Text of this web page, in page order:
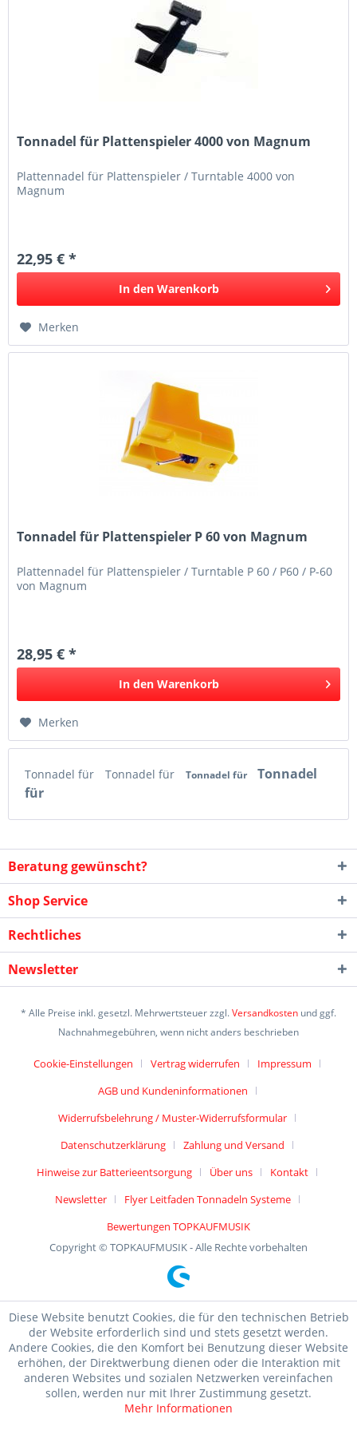
Tonnadel für Plattenspieler 4000 von Magnum
Plattennadel für Plattenspieler / Turntable 4000 von
Magnum
22,95 € *
In den Warenkorb
Merken
Tonnadel für Plattenspieler P 60 von Magnum
Plattennadel für Plattenspieler / Turntable P 60 / P60 / P-60
von Magnum
28,95 € *
In den Warenkorb
Merken
Tonnadel für Tonnadel für Tonnadel für
Tonnadel
für
Beratung gewünscht?
Shop Service
Rechtliches
Newsletter
* Alle Preise inkl. gesetzl. Mehrwertsteuer zzgl.Versandkosten und ggf.
Nachnahmegebühren, wenn nicht anders beschrieben
Cookie-Einstellungen Vertrag widerrufen
Impressum
AGB und Kundeninformationen
Widerrufsbelehrung / Muster-Widerrufsformular
Datenschutzerklärung
Zahlung und Versand
Hinweise zur Batterieentsorgung
Über uns
Kontakt
Newsletter
Flyer Leitfaden Tonnadeln Systeme
Bewertungen TOPKAUFMUSIK
Copyright © TOPKAUFMUSIK - Alle Rechte vorbehalten
Diese Website benutzt Cookies, die für den technischen Betrieb
der Website erforderlich sind und stets gesetzt werden.
Andere Cookies, die den Komfort bei Benutzung dieser Website
erhöhen, der Direktwerbung dienen oder die Interaktion mit
anderen Websites und sozialen Netzwerken vereinfachen
sollen, werden nur mit Ihrer Zustimmung gesetzt.
Mehr Informationen